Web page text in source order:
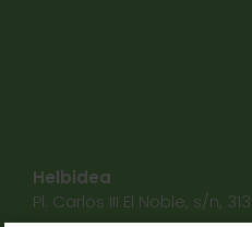
Helbidea
Pl. Carlos III El Noble, s/n,